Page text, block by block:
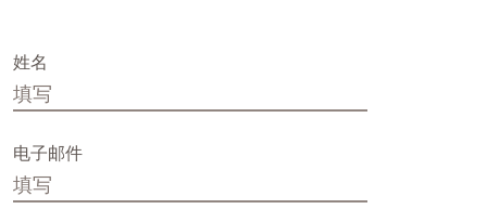
姓名
电子邮件